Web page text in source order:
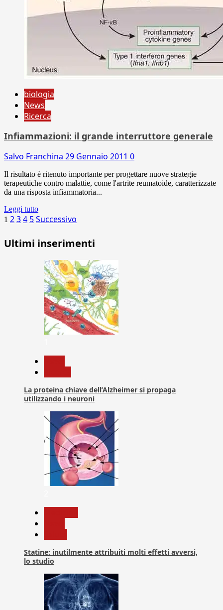
biologia
News
Ricerca
Infiammazioni: il grande interruttore generale
Salvo Franchina 29 Gennaio 2011 0
Il risultato è ritenuto importante per progettare nuove strategie
terapeutiche contro malattie, come l'artrite reumatoide, caratterizzate
da una risposta infiammatoria...
Leggi tutto
Paginazione
degli
articoli
1 234 5Successivo
Ultimi inserimenti
La proteina chiave dell’Alzheimer si propaga
utilizzando i neuroni
Statine: inutilmente attribuiti molti effetti avversi,
lo studio